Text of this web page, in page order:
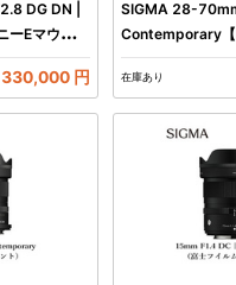
DG DN |
ーEマウン
330,000 円
SIGMA 28-
Contemporary【
ラ レンズ 家電
在庫あり